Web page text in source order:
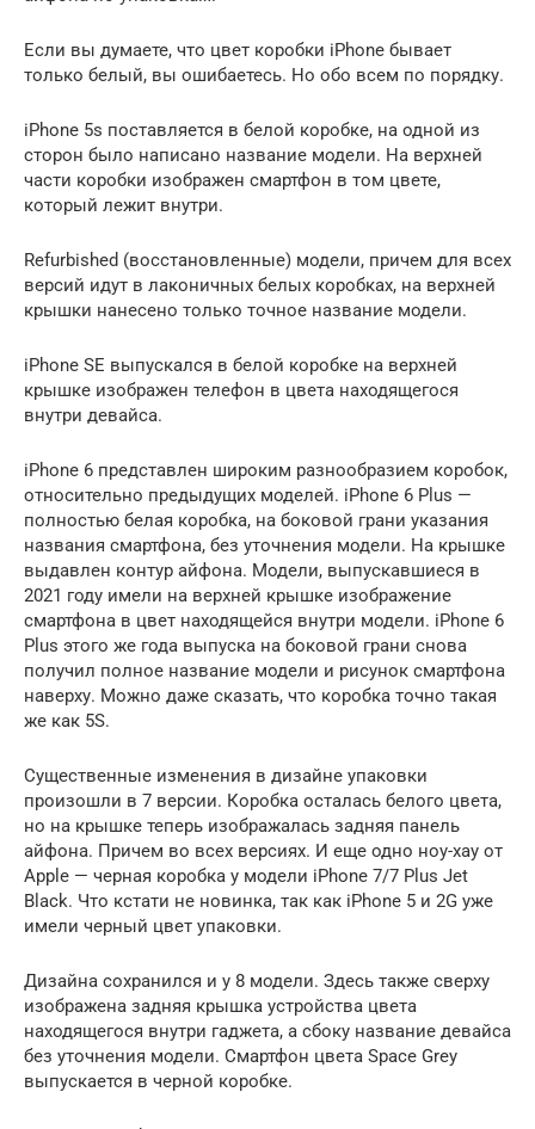
Если вы думаете, что цвет коробки iPhone бывает
только белый, вы ошибаетесь. Но обо всем по порядку.
iPhone 5s поставляется в белой коробке, на одной из
сторон было написано название модели. На верхней
части коробки изображен смартфон в том цвете,
который лежит внутри.
Refurbished (восстановленные) модели, причем для всех
версий идут в лаконичных белых коробках, на верхней
крышки нанесено только точное название модели.
iPhone SE выпускался в белой коробке на верхней
крышке изображен телефон в цвета находящегося
внутри девайса.
iPhone 6 представлен широким разнообразием коробок,
относительно предыдущих моделей. iPhone 6 Plus —
полностью белая коробка, на боковой грани указания
названия смартфона, без уточнения модели. На крышке
выдавлен контур айфона. Модели, выпускавшиеся в
2021 году имели на верхней крышке изображение
смартфона в цвет находящейся внутри модели. iPhone 6
Plus этого же года выпуска на боковой грани снова
получил полное название модели и рисунок смартфона
наверху. Можно даже сказать, что коробка точно такая
же как 5S.
Существенные изменения в дизайне упаковки
произошли в 7 версии. Коробка осталась белого цвета,
но на крышке теперь изображалась задняя панель
айфона. Причем во всех версиях. И еще одно ноу-хау от
Apple — черная коробка у модели iPhone 7/7 Plus Jet
Black. Что кстати не новинка, так как iPhone 5 и 2G уже
имели черный цвет упаковки.
Дизайна сохранился и у 8 модели. Здесь также сверху
изображена задняя крышка устройства цвета
находящегося внутри гаджета, а сбоку название девайса
без уточнения модели. Смартфон цвета Space Grey
выпускается в черной коробке.